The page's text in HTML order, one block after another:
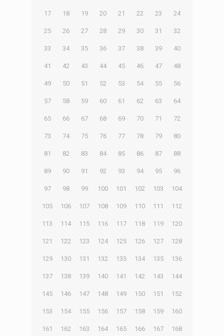
17 18 19 20 21 22 23 24
25 26 27 28 29 30 31 32
33 34 35 36 37 38 39 40
41 42 43 44 45 46 47 48
49 50 51 52 53 54 55 56
57 58 59 60 61 62 63 64
65 66 67 68 69 70 71 72
73 74 75 76 77 78 79 80
81 82 83 84 85 86 87 88
89 90 91 92 93 94 95 96
97 98 99 100 101 102 103 104
105 106 107 108 109 110 111 112
113 114 115 116 117 118 119 120
121 122 123 124 125 126 127 128
129 130 131 132 133 134 135 136
137 138 139 140 141 142 143 144
145 146 147 148 149 150 151 152
153 154 155 156 157 158 159 160
161 162 163 164 165 166 167 168